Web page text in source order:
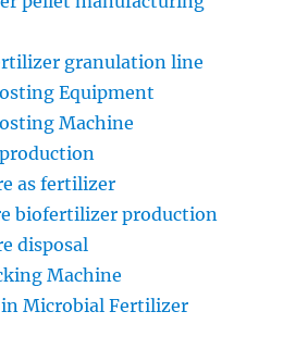
granulation line
Equipment
Machine
as fertilizer
biofertilizer production
disposal
Machine
in Microbial Fertilizer